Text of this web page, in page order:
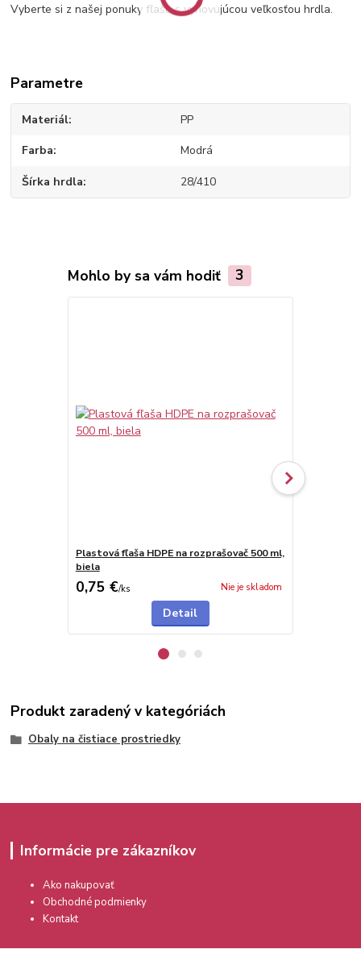
Vyberte si z našej ponuky fľašu s vyhovujúcou veľkosťou hrdla.
Parametre
Materiál PP
Farba Modrá
Šírka hrdla 28/410
Mohlo by sa vám hodiť 3
Plastová fľaša HDPE na rozprašovač 500 ml,
biela
0,75 €/ks Nie je skladom
Detail
Produkt zaradený v kategóriách
Obaly na čistiace prostriedky
Informácie pre zákazníkov
Ako nakupovať
Obchodné podmienky
Kontakt